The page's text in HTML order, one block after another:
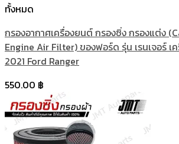
ทั้งหมด
กรองอากาศเครื่องยนต์ กรองซิ่ง กรองแต่ง
Engine Air Filter) ของฟอร์ด รุ่น เรนเจอร์ เ
2021 Ford Ranger
550.00 ฿